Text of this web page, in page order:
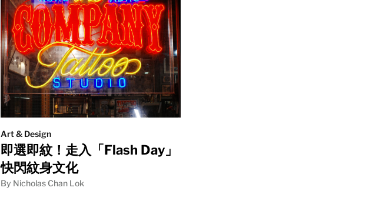
Art & Design
即選即紋！走入「Flash Day」
快閃紋身文化
By Nicholas Chan Lok